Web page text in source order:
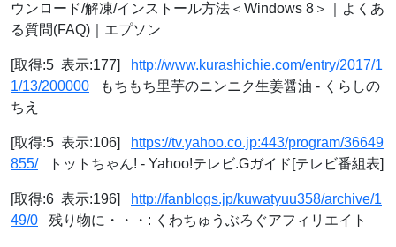
ウンロード/解凍/インストール方法＜Windows 8＞｜よくあ
る質問(FAQ)｜エプソン
[取得:5 表示:177]
http://www.kurashichie.com/entry/2017/1
1/13/200000 もちもち里芋のニンニク生姜醤油 - くらしの
ちえ
[取得:5 表示:106]
https://tv.yahoo.co.jp:443/program/36649
855/トットちゃん! - Yahoo!テレビ.Gガイド[テレビ番組表]
[取得:6 表示:196]
http://fanblogs.jp/kuwatyuu358/archive/1
49/0 残り物に・・・: くわちゅうぶろぐアフィリエイト